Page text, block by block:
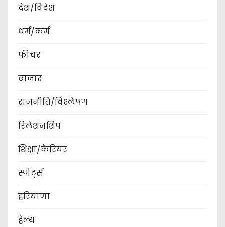
देश/विदेश
धर्म/कर्म
फीचर
बाजार
राजनीति/विश्लेषण
रिलेशनशिप
शिक्षा/कैरियर
स्पोर्ट्स
हरियाणा
हेल्थ